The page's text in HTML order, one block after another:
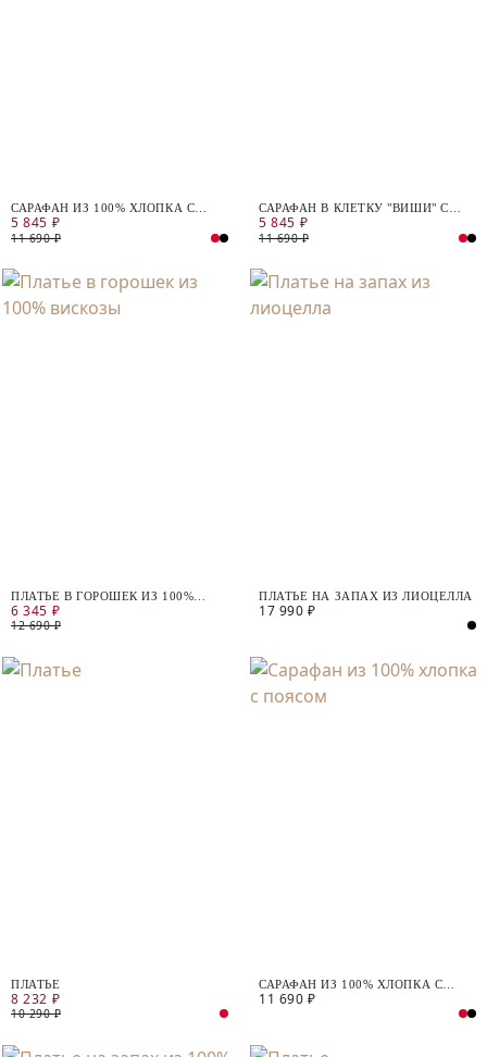
САРАФАН ИЗ 100% ХЛОПКА С
ПОЯСОМ
5 845 ₽
11 690 ₽
САРАФАН В КЛЕТКУ "ВИШИ" С
ПОЯСОМ
5 845 ₽
11 690 ₽
ПЛАТЬЕ В ГОРОШЕК ИЗ 100%
ВИСКОЗЫ
6 345 ₽
12 690 ₽
ПЛАТЬЕ НА ЗАПАХ ИЗ ЛИОЦЕЛЛА
17 990 ₽
ПЛАТЬЕ
8 232 ₽
10 290 ₽
САРАФАН ИЗ 100% ХЛОПКА С
ПОЯСОМ
11 690 ₽